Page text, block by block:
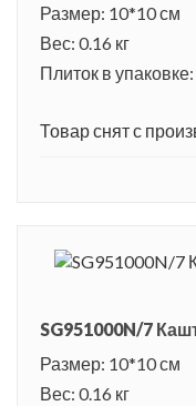
Размер: 10*10 см
Вес: 0.16 кг
Плиток в
Товар снят с
SG951000N/7
Размер: 10*10 см
Вес: 0.16 кг